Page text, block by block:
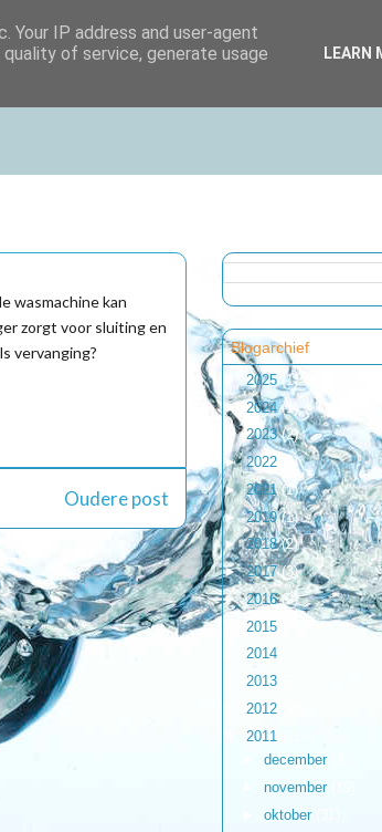
wasmachine kan
zorgt voor sluiting en
vervanging?
Oudere post
Blogarchief
2025 (1)
► 2024(1)
►2023(2)
►2022
(1)
►2021(1)
►2019(1)
►2018(2)
►2017(3)
►2016(9)
2015
2014
2013
2012
2011
december
november
oktober
IP address and user-agent
of service, generate usage
LEARN